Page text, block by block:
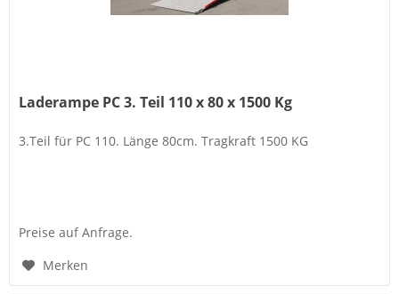
Laderampe PC 3. Teil 110 x 80 x 1500 Kg
3.Teil für PC 110. Länge 80cm. Tragkraft 1500 KG
Preise auf Anfrage.
Merken